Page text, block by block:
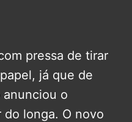
pressa de tirar
já que de
o
longa. O novo